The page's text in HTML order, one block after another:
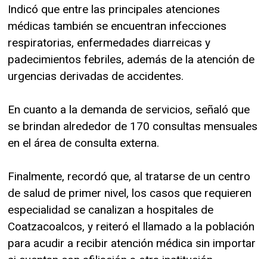
Indicó que entre las principales atenciones
médicas también se encuentran infecciones
respiratorias, enfermedades diarreicas y
padecimientos febriles, además de la atención de
urgencias derivadas de accidentes.
En cuanto a la demanda de servicios, señaló que
se brindan alrededor de 170 consultas mensuales
en el área de consulta externa.
Finalmente, recordó que, al tratarse de un centro
de salud de primer nivel, los casos que requieren
especialidad se canalizan a hospitales de
Coatzacoalcos, y reiteró el llamado a la población
para acudir a recibir atención médica sin importar